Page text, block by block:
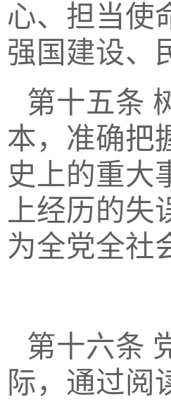
心、担当使
强国建设、
第十五条
本，准确把
史上的重大
上经历的
为全党全社
第十六条
际，通过阅